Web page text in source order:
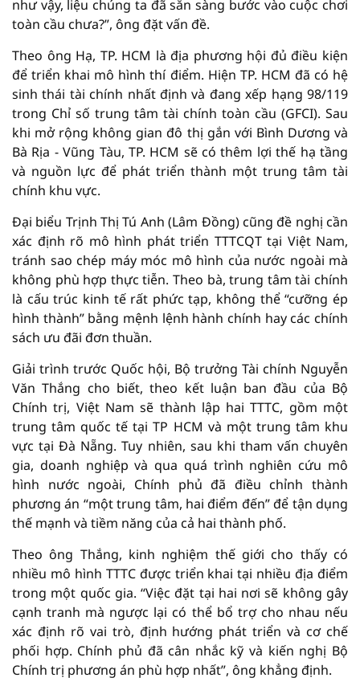
như vậy, liệu chúng ta đã sẵn sàng bước vào cuộc chơi
toàn cầu chưa?”, ông đặt vấn đề.
Theo ông Hạ, TP. HCM là địa phương hội đủ điều kiện
để triển khai mô hình thí điểm. Hiện TP. HCM đã có hệ
sinh thái tài chính nhất định và đang xếp hạng 98/119
trong Chỉ số trung tâm tài chính toàn cầu (GFCI). Sau
khi mở rộng không gian đô thị gắn với Bình Dương và
Bà Rịa - Vũng Tàu, TP. HCM sẽ có thêm lợi thế hạ tầng
và nguồn lực để phát triển thành một trung tâm tài
chính khu vực.
Đại biểu Trịnh Thị Tú Anh (Lâm Đồng) cũng đề nghị cần
xác định rõ mô hình phát triển TTTCQT tại Việt Nam,
tránh sao chép máy móc mô hình của nước ngoài mà
không phù hợp thực tiễn. Theo bà, trung tâm tài chính
là cấu trúc kinh tế rất phức tạp, không thể “cưỡng ép
hình thành” bằng mệnh lệnh hành chính hay các chính
sách ưu đãi đơn thuần.
Giải trình trước Quốc hội, Bộ trưởng Tài chính Nguyễn
Văn Thắng cho biết, theo kết luận ban đầu của Bộ
Chính trị, Việt Nam sẽ thành lập hai TTTC, gồm một
trung tâm quốc tế tại TP HCM và một trung tâm khu
vực tại Đà Nẵng. Tuy nhiên, sau khi tham vấn chuyên
gia, doanh nghiệp và qua quá trình nghiên cứu mô
hình nước ngoài, Chính phủ đã điều chỉnh thành
phương án “một trung tâm, hai điểm đến” để tận dụng
thế mạnh và tiềm năng của cả hai thành phố.
Theo ông Thắng, kinh nghiệm thế giới cho thấy có
nhiều mô hình TTTC được triển khai tại nhiều địa điểm
trong một quốc gia. “Việc đặt tại hai nơi sẽ không gây
cạnh tranh mà ngược lại có thể bổ trợ cho nhau nếu
xác định rõ vai trò, định hướng phát triển và cơ chế
phối hợp. Chính phủ đã cân nhắc kỹ và kiến nghị Bộ
Chính trị phương án phù hợp nhất”, ông khẳng định.